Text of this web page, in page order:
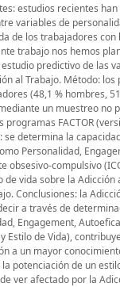
estudios recientes
variables de
de los trabajadores
trabajo nos hemos
predictivo de las
al Trabajo. Método:
(48,1 % hombres,
un muestreo no
programas FACTOR
se determina la
Personalidad,
obsesivo-compulsivo
de vida sobre la Adicción
Conclusiones: la
a través de
Engagement,
Estilo de Vida),
a un mayor
la potenciación de un
ver afectado por la